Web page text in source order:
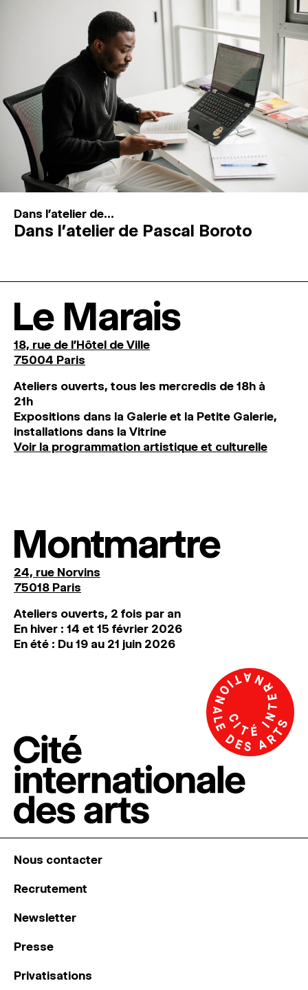
Dans l'atelier de...
Dans l’atelier de Pascal Boroto
Le Marais
18, rue de l'Hôtel de Ville
75004 Paris
Ateliers ouverts, tous les mercredis de 18h à
21h
Expositions dans la Galerie et la Petite Galerie,
installations dans la Vitrine
Voir la programmation artistique et culturelle
Montmartre
24, rue Norvins
75018 Paris
Ateliers ouverts, 2 fois par an
En hiver : 14 et 15 février 2026
En été : Du 19 au 21 juin 2026
Nous contacter
Recrutement
Newsletter
Presse
Privatisations